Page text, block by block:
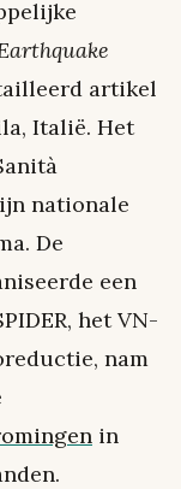
artikel
Italië. Het
nationale
De
een
het VN-
nam
in